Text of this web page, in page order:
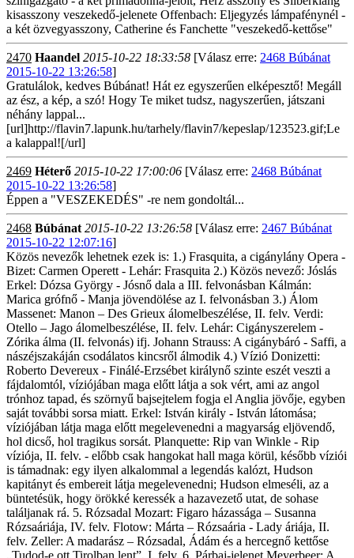
kisasszony veszekedő-jelenete Offenbach: Eljegyzés lámpafénynél -
a két özvegyasszony, Catherine és Fanchette "veszekedő-kettőse"
2470 Haandel 2015-10-22 18:33:58 [Válasz erre: 2468 Búbánat
2015-10-22 13:26:58]
Gratulálok, kedves Búbánat! Hát ez egyszerűen elképesztő! Megáll
az ész, a kép, a szó! Hogy Te miket tudsz, nagyszerűen, játszani
néhány lappal...
[url]http://flavin7.lapunk.hu/tarhely/flavin7/kepeslap/123523.gif;Le
a kalappal![/url]
2469 Héterő 2015-10-22 17:00:06 [Válasz erre: 2468 Búbánat
2015-10-22 13:26:58]
Éppen a "VESZEKEDÉS" -re nem gondoltál...
2468 Búbánat 2015-10-22 13:26:58 [Válasz erre: 2467 Búbánat
2015-10-22 12:07:16]
Közös nevezők lehetnek ezek is: 1.) Frasquita, a cigánylány Opera -
Bizet: Carmen Operett - Lehár: Frasquita 2.) Közös nevező: Jóslás
Erkel: Dózsa György - Jósnő dala a III. felvonásban Kálmán:
Marica grófnő - Manja jövendölése az I. felvonásban 3.) Álom
Massenet: Manon – Des Grieux álomelbeszélése, II. felv. Verdi:
Otello – Jago álomelbeszélése, II. felv. Lehár: Cigányszerelem -
Zórika álma (II. felvonás) ifj. Johann Strauss: A cigánybáró - Saffi, a
nászéjszakáján csodálatos kincsről álmodik 4.) Vízió Donizetti:
Roberto Devereux - Finálé-Erzsébet királynő szinte eszét veszti a
fájdalomtól, víziójában maga előtt látja a sok vért, ami az angol
trónhoz tapad, és szörnyű bajsejtelem fogja el Anglia jövője, egyben
saját további sorsa miatt. Erkel: István király - István látomása;
víziójában látja maga előtt megelevenedni a magyarság eljövendő,
hol dicső, hol tragikus sorsát. Planquette: Rip van Winkle - Rip
víziója, II. felv. - előbb csak hangokat hall maga körül, később víziói
is támadnak: egy ilyen alkalommal a legendás kalózt, Hudson
kapitányt és embereit látja megelevenedni; Hudson elmeséli, az a
büntetésük, hogy örökké keressék a hazavezető utat, de sohase
találjanak rá. 5. Rózsadal Mozart: Figaro házassága – Susanna
Rózsaáriája, IV. felv. Flotow: Márta – Rózsaária - Lady áriája, II.
felv. Zeller: A madarász – Rózsadal, Ádám és a hercegnő kettőse
„Tudod-e ott Tirolban lent”, I. felv. 6. Párbaj-jelenet Meyerbeer: A